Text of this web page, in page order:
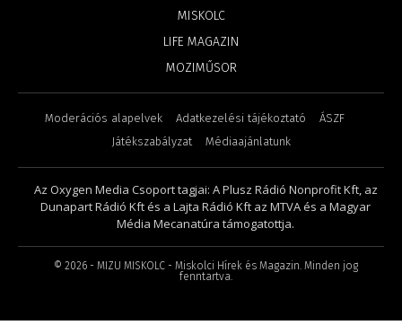
MISKOLC
LIFE MAGAZIN
MOZIMŰSOR
Moderációs alapelvek Adatkezelési tájékoztató
ÁSZF
Játékszabályzat
Médiaajánlatunk
Az Oxygen Media Csoport tagjai: A Plusz Rádió Nonprofit Kft, az
Dunapart Rádió Kft és a Lajta Rádió Kft az MTVA és a Magyar
Média Mecanatúra támogatottja.
© 2026- MIZU MISKOLC - Miskolci Hírek és Magazin. Minden jog
fenntartva.